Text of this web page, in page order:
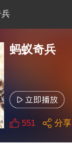
蚂蚁奇兵
551 分享